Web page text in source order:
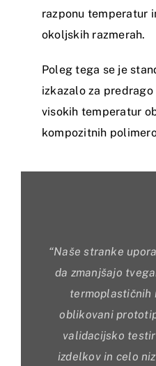
razponu temperatur
okoljskih razmerah.
Poleg tega se je
izkazalo za
visokih temperatur
kompozitnih
“Naše stranke
da zmanjšajo
termoplastičnih
oblikovani
validacijsko
izdelkov in celo